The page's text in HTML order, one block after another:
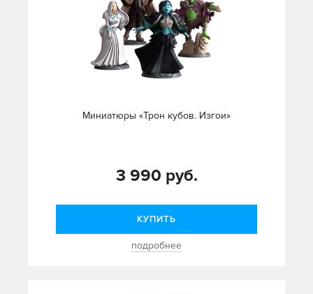
Миниатюры «Трон кубов. Изгои»
3 990 руб.
КУПИТЬ
подробнее